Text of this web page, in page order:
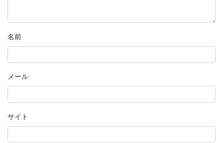
名前
メール
サイト